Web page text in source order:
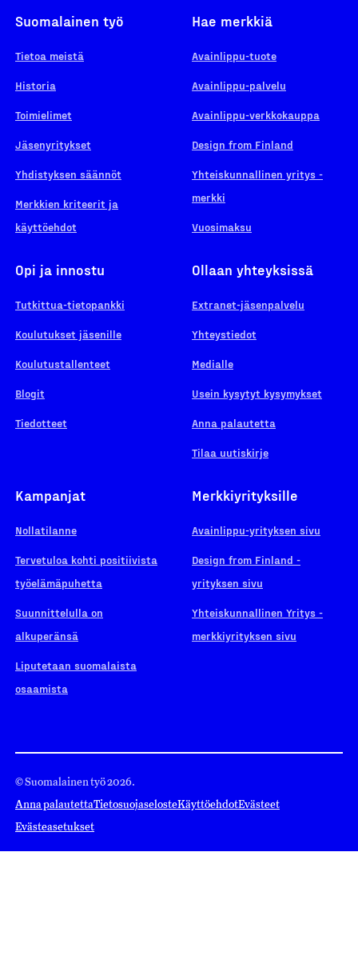
Suomalainen työ
Tietoa meistä
Historia
Toimielimet
Jäsenyritykset
Yhdistyksen säännöt
Merkkien kriteerit ja
käyttöehdot
Hae merkkiä
Avainlippu-tuote
Avainlippu-palvelu
Avainlippu-verkkokauppa
Design from Finland
Yhteiskunnallinen yritys -
merkki
Vuosimaksu
Opi ja innostu
Tutkittua-tietopankki
Koulutukset jäsenille
Koulutustallenteet
Blogit
Tiedotteet
Ollaan yhteyksissä
Extranet-jäsenpalvelu
Yhteystiedot
Medialle
Usein kysytyt kysymykset
Anna palautetta
Tilaa uutiskirje
Kampanjat
Nollatilanne
Tervetuloa kohti positiivista
työelämäpuhetta
Suunnittelulla on
alkuperänsä
Liputetaan suomalaista
osaamista
Merkkiyrityksille
Avainlippu-yrityksen sivu
Design from Finland -
yrityksen sivu
Yhteiskunnallinen Yritys -
merkkiyrityksen sivu
© Suomalainen työ 2026.
Anna palautettaTietosuojaselosteKäyttöehdotEvästeet
Evästeasetukset